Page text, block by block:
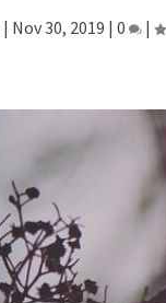
| Nov 30, 2019 |0 |